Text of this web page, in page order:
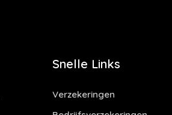
Snelle Links
Verzekeringen